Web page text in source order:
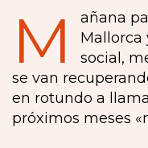
M
añana
Mallorca
social,
se van
en rotundo a
próximos meses